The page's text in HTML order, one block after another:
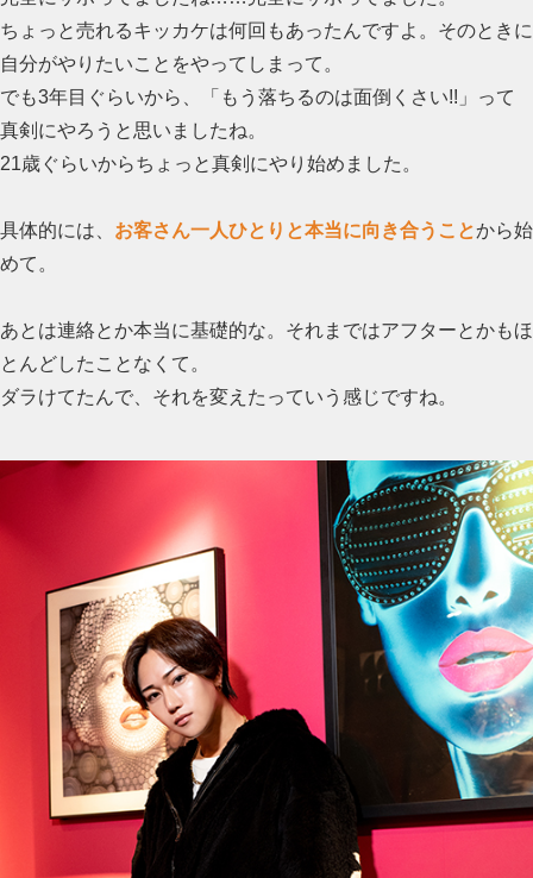
ちょっと売れるキッカケは何回もあったんですよ。そのときに
自分がやりたいことをやってしまって。
でも3年目ぐらいから、「もう落ちるのは面倒くさい!!」って
真剣にやろうと思いましたね。
21歳ぐらいからちょっと真剣にやり始めました。
具体的には、 お客さん一人ひとりと本当に向き合うことから始
めて。
あとは連絡とか本当に基礎的な。それまではアフターとかもほ
とんどしたことなくて。
ダラけてたんで、それを変えたっていう感じですね。